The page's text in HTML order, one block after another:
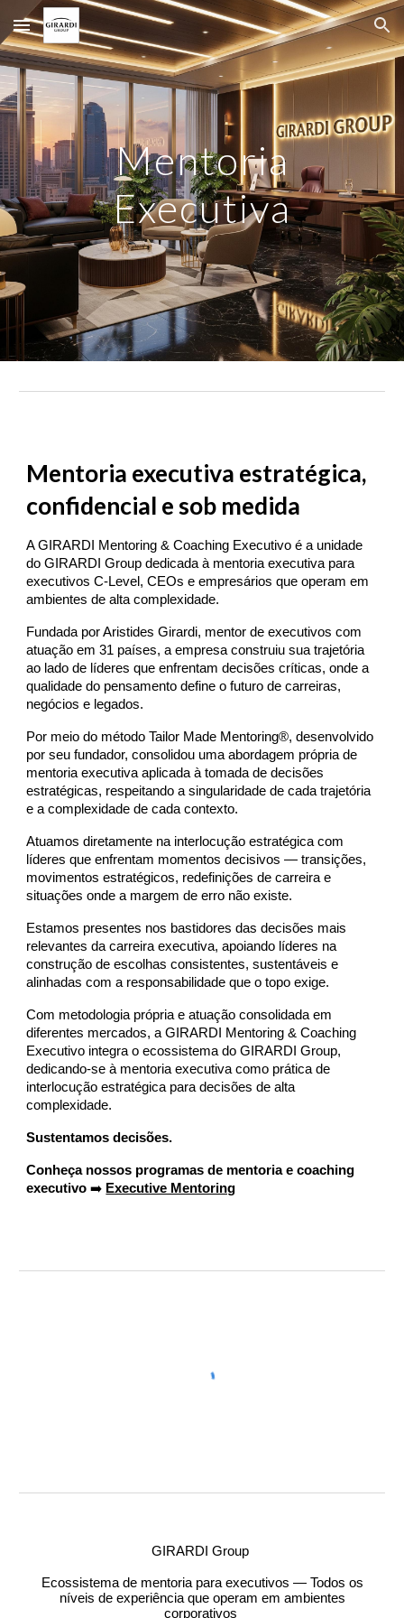
Skip to main content Skip to navigation
Mentoria
Executiva
Mentoria executiva estratégica,
confidencial e sob medida
A GIRARDI Mentoring & Coaching Executivo é a unidade
do GIRARDI Group dedicada à mentoria executiva para
executivos C-Level, CEOs e empresários que operam em
ambientes de alta complexidade.
Fundada por Aristides Girardi, mentor de executivos com
atuação em 31 países, a empresa construiu sua trajetória
ao lado de líderes que enfrentam decisões críticas, onde a
qualidade do pensamento define o futuro de carreiras,
negócios e legados.
Por meio do método Tailor Made Mentoring®, desenvolvido
por seu fundador, consolidou uma abordagem própria de
mentoria executiva aplicada à tomada de decisões
estratégicas, respeitando a singularidade de cada trajetória
e a complexidade de cada contexto.
Atuamos diretamente na interlocução estratégica com
líderes que enfrentam momentos decisivos — transições,
movimentos estratégicos, redefinições de carreira e
situações onde a margem de erro não existe.
Estamos presentes nos bastidores das decisões mais
relevantes da carreira executiva, apoiando líderes na
construção de escolhas consistentes, sustentáveis e
alinhadas com a responsabilidade que o topo exige.
Com metodologia própria e atuação consolidada em
diferentes mercados, a GIRARDI Mentoring & Coaching
Executivo integra o ecossistema do GIRARDI Group,
dedicando-se à mentoria executiva como prática de
interlocução estratégica para decisões de alta
complexidade.
Sustentamos decisões.
Conheça nossos programas de mentoria e coaching
executivo ➡️ Executive Mentoring
GIRARDI Group
Ecossistema de mentoria para executivos — Todos os
níveis de experiência que operam em ambientes
corporativos